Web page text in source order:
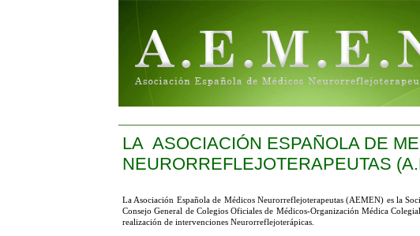
LA ASOCIACIÓN ESPAÑOLA DE
NEURORREFLEJOTERAPEUTAS
La Asociación Española de Médicos Neurorreflejoterapeutas (AEMEN) es la
Consejo General de Colegios Oficiales de Médicos-Organización Médica
realización de intervenciones Neurorreflejoterápicas.